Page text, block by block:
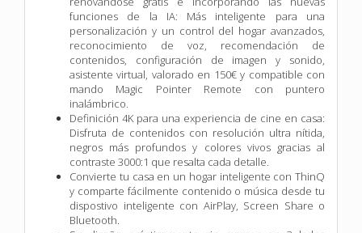
funciones de la IA: Más inteligente para una
personalización y un control del hogar avanzados,
reconocimiento de voz, recomendación de
contenidos, configuración de imagen y sonido,
asistente virtual, valorado en 150€ y compatible con
mando Magic Pointer Remote con puntero
inalámbrico.
Definición 4K para una experiencia de cine en casa:
Disfruta de contenidos con resolución ultra nítida,
negros más profundos y colores vivos gracias al
contraste 3000:1 que resalta cada detalle.
Convierte tu casa en un hogar inteligente con ThinQ
y comparte fácilmente contenido o música desde tu
dispostivo inteligente con AirPlay, Screen Share o
Bluetooth.